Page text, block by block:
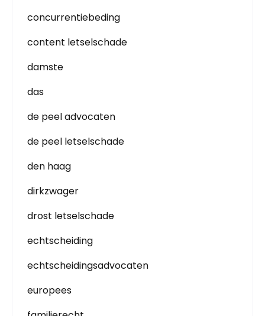
concurrentiebeding
content letselschade
damste
das
de peel advocaten
de peel letselschade
den haag
dirkzwager
drost letselschade
echtscheiding
echtscheidingsadvocaten
europees